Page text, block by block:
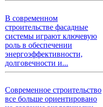
В современном
строительстве фасадные
системы играют ключевую
роль в обеспечении
энергоэффективности,
долговечности и...
Современное строительство
все больше ориентировано